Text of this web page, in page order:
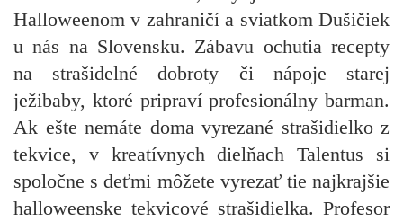
Halloweenom v zahraničí a sviatkom Dušičiek
u nás na Slovensku. Zábavu ochutia recepty
na strašidelné dobroty či nápoje starej
ježibaby, ktoré pripraví profesionálny barman.
Ak ešte nemáte doma vyrezané strašidielko z
tekvice, v kreatívnych dielňach Talentus si
spoločne s deťmi môžete vyrezať tie najkrajšie
halloweenske tekvicové strašidielka. Profesor